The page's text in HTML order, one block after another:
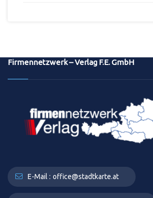
Firmennetzwerk – Verlag F.E. GmbH
E-Mail : office@stadtkarte.at